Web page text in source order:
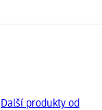
Další produkty od